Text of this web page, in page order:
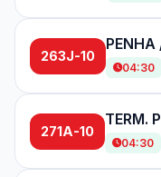
263J-10
04:30
271A-10
04:30